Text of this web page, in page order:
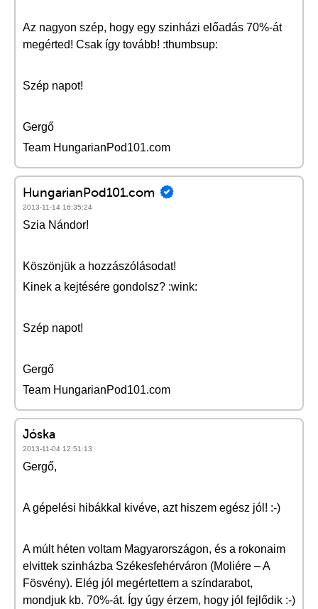
Az nagyon szép, hogy egy szinházi előadás 70%-át
megérted! Csak így tovább! :thumbsup:
Szép napot!
Gergő
Team HungarianPod101.com
HungarianPod101.com
2013-11-14 16:35:24
Szia Nándor!
Köszönjük a hozzászólásodat!
Kinek a kejtésére gondolsz? :wink:
Szép napot!
Gergő
Team HungarianPod101.com
Jóska
2013-11-04 12:51:13
Gergő,
A gépelési hibákkal kivéve, azt hiszem egész jól! :-)
A múlt héten voltam Magyarországon, és a rokonaim
elvittek szinházba Székesfehérváron (Moliére – A
Fösvény). Elég jól megértettem a színdarabot,
mondjuk kb. 70%-át. Így úgy érzem, hogy jól fejlődik :-)